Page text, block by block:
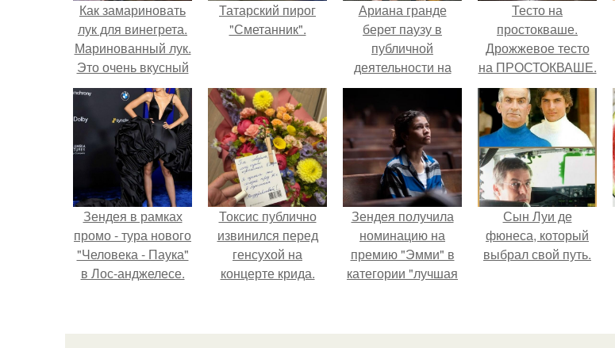
Как замариновать
лук для винегрета.
Маринованный лук.
Это очень вкусный
маринованный лук,
подходит к салатам
(винегрет,
квашенная капуста
и. т. д), шашлыку,
первым блюдам,
грибам.
Татарский пирог
"Сметанник".
Ариана гранде
берет паузу в
публичной
деятельности на
фоне слухов о
своем здоровье.
Тесто на
простокваше.
Дрожжевое тесто
на ПРОСТОКВАШЕ.
Зендея в рамках
промо - тура нового
"Человека - Паука"
в Лос-анджелесе.
Токсис публично
извинился перед
генсухой на
концерте крида.
Зендея получила
номинацию на
премию "Эмми" в
категории "лучшая
сериале" за третий
Сын Луи де
фюнеса, который
выбрал свой путь.